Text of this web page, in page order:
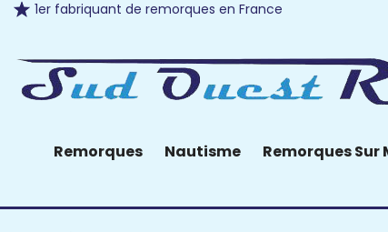
1er fabriquant de remorques en France
Remorques Nautisme Remorques Sur